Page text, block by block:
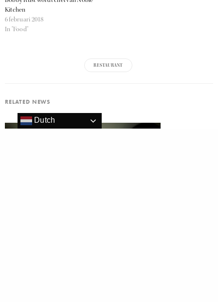
Kitchen
6 februari 2018
In "Food"
RESTAURANT
RELATED NEWS
Dutch